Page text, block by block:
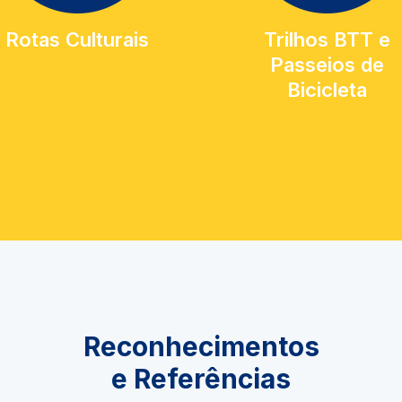
Rotas Culturais
Trilhos BTT e
Passeios de
Bicicleta
Reconhecimentos
e Referências